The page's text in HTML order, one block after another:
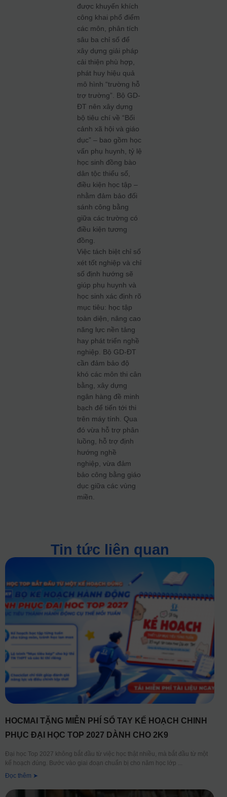
được khuyến khích
công khai phổ điểm
các môn, phân tích
sâu ba chỉ số để
xây dựng giải pháp
cải thiện phù hợp,
phát huy hiệu quả
mô hình “trường hỗ
trợ trường”. Bộ GD-
ĐT nên xây dựng
bộ tiêu chí về “Bối
cảnh xã hội và giáo
dục” – bao gồm học
vấn phụ huynh, tỷ lệ
học sinh đồng bào
dân tộc thiểu số,
điều kiện học tập –
nhằm đảm bảo đối
sánh công bằng
giữa các trường có
điều kiện tương
đồng.
Việc tách biệt chỉ số
xét tốt nghiệp và chỉ
số định hướng sẽ
giúp phụ huynh và
học sinh xác định rõ
mục tiêu: học tập
toàn diện, nâng cao
năng lực nền tảng
hay phát triển nghề
nghiệp. Bộ GD-ĐT
cần đảm bảo độ
khó các môn thi cân
bằng, xây dựng
ngân hàng đề minh
bạch để tiến tới thi
trên máy tính. Qua
đó vừa hỗ trợ phân
luồng, hỗ trợ định
hướng nghề
nghiệp, vừa đảm
bảo công bằng giáo
dục giữa các vùng
miền.
Tin tức liên quan
HOCMAI TẶNG MIỄN PHÍ SỔ TAY KẾ HOẠCH CHINH
PHỤC ĐẠI HỌC TOP 2027 DÀNH CHO 2K9
Đại học Top 2027 không bắt đầu từ việc học thật nhiều, mà bắt đầu từ một
kế hoạch đúng. Bước vào giai đoạn chuẩn bị cho năm học lớp
Đọc thêm ➤